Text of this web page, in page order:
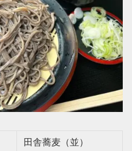
田舎蕎麦（並）